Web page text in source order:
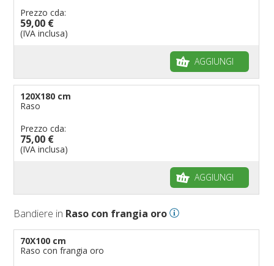
Prezzo cda:
59,00 €
(IVA inclusa)
AGGIUNGI
120X180 cm
Raso
Prezzo cda:
75,00 €
(IVA inclusa)
AGGIUNGI
Bandiere in Raso con frangia oro
70X100 cm
Raso con frangia oro